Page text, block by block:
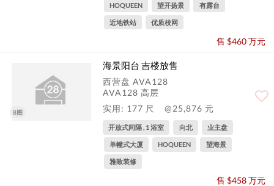
HOQUEEN 望开扬景 有露台
近地铁站 优质校网
售 $460 万元
8图
海景阳台 吉楼放售
西营盘 AVA128
AVA128 高层
实用: 177 尺
@25,876 元
开放式间隔 , 1 浴室 向北 业主盘
单幢式大厦 HOQUEEN 望海景
雅致装修
售 $458 万元